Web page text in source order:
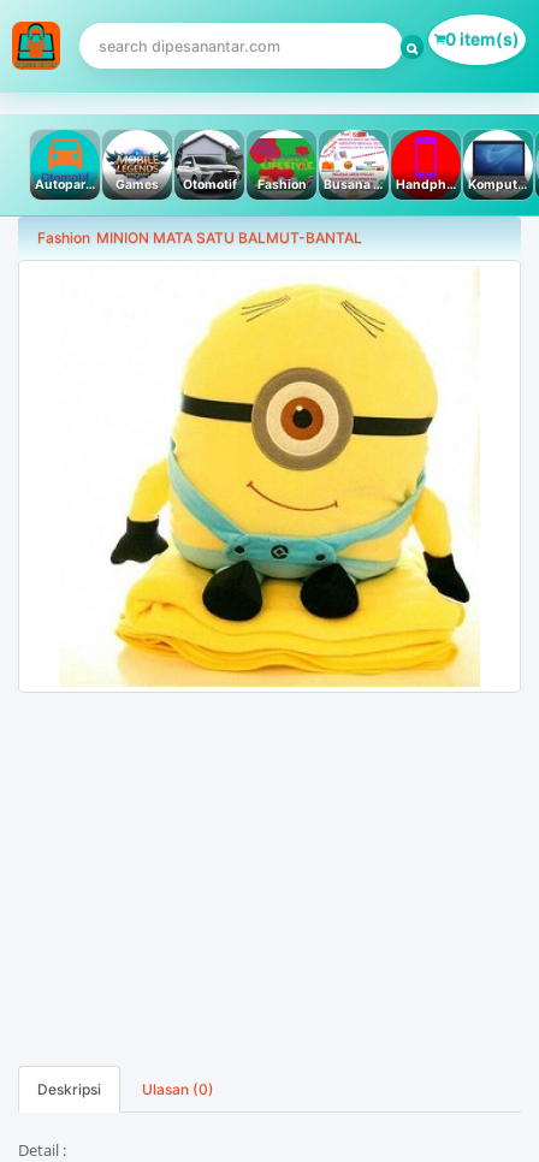
0 item(s)
Autoparts Games Otomotif Fashion Busana Muslim Handphone & Tablet Komputer PC & Laptop
Fashion MINION MATA SATU BALMUT-BANTAL
Deskripsi Ulasan (0)
Detail :